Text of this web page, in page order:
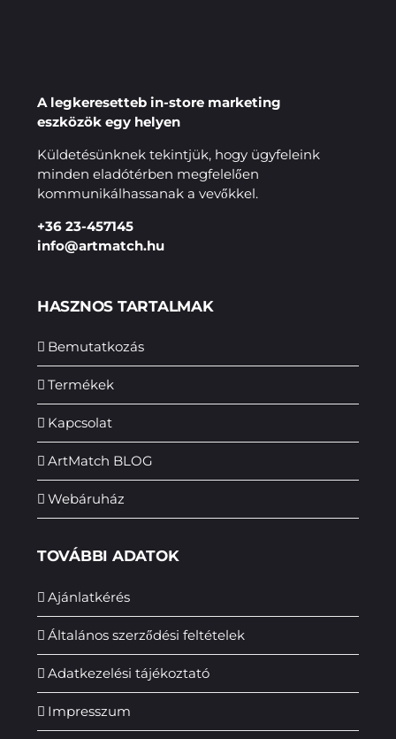
A legkeresetteb in-store marketing
eszközök egy helyen
Küldetésünknek tekintjük, hogy ügyfeleink
minden eladótérben megfelelően
kommunikálhassanak a vevőkkel.
+36 23-457145
info@artmatch.hu
HASZNOS TARTALMAK
Bemutatkozás
Termékek
Kapcsolat
ArtMatch BLOG
Webáruház
TOVÁBBI ADATOK
Ajánlatkérés
Általános szerződési feltételek
Adatkezelési tájékoztató
Impresszum